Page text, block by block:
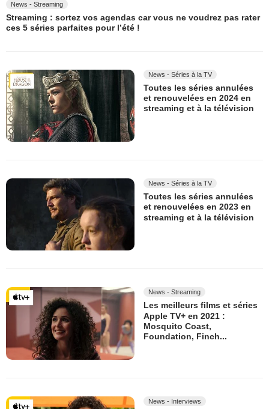
News - Streaming
Streaming : sortez vos agendas car vous ne voudrez pas rater
ces 5 séries parfaites pour l’été !
News - Séries à la TV
Toutes les séries annulées
et renouvelées en 2024 en
streaming et à la télévision
News - Séries à la TV
Toutes les séries annulées
et renouvelées en 2023 en
streaming et à la télévision
News - Streaming
Les meilleurs films et séries
Apple TV+ en 2021 :
Mosquito Coast,
Foundation, Finch...
News - Interviews